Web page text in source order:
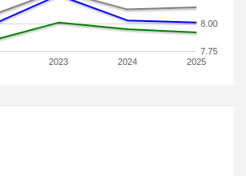
2023 2024 2025
7.75
8.00